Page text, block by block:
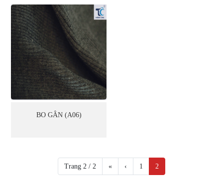
BO GÂN (A06)
Trang 2 / 2 « ‹ 1 2